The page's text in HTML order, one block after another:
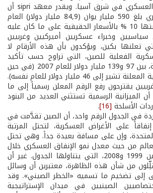
من إجمالي الإنفاق العسكري في شرق آسيا. ويقدر معهد sipri أن
إنفاق الصين العسكري بلغ 590 مليار يوان (84,9 مليار دولار) العام
2008، أي بزيادة نسبتها 10 % بالأسعار الحقيقية على ما كان عليه
غير أن سياسيين وخبراء عسكريين أميركيين وغربيين
تعلنها بكين، ويؤكدون بأن هذه الأرقام لا
الفعلية للصين، التي تراوح حسب تأكيد
وزارة الدفاع الأميركية، بين 97 و139 مليار دولار للعام 2007 (في حين
كانت الميزانية الرسمية المعلنة تشير إلى 46 مليار دولار للعام نفسه).
يقترحون رفع الرقم المعلن رسمياً إلى ما
%، حيث أن الميزانية الرسمية تستثني العديد من البنود
الأسلحة [16]
.
في الجدول الرقم واحد، أن الصين تقدَّمت في
على الأغراض العسكرية، لتحتل المرتبة
المتحدة، وإن على مسافة بعيدة جداً. وهي تحتل
من حيث معدل نمو الإنفاق العسكري خلال
الفترة ما بين العامين 1999 و2008، التي يتناولها الجدول. غير أن
من شأن هذه الظاهرة، معتبرين أن وسائل
إلى تضخيم ما تسميه «الخطر الصيني». وقد
الصينيين في ميدان الإستراتيجية